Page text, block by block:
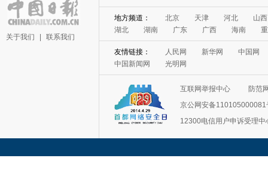
关于我们 联系我们
地方频道： 北京 天津 河北
山西
湖北
湖南 广东 广西 海南
友情链接： 人民网 新华网
中国网
中国新闻网
光明网
互联网举报中心
防范
京公网安备110105000081
12300电信用户申诉受理中